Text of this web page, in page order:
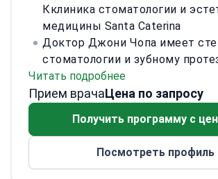
Кклиника стоматологии и
медицины Santa Caterina
Доктор Джони Чопа имеет
стоматологии и зубному
Обладает клиническими и
исследовательскими
основных заболеваний полости
имплантологии и хирургической
Читать подробнее
Прием врачаЦена по запросу
Получить программу с
Посмотреть профиль